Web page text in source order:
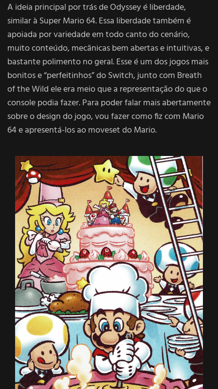
A ideia principal por trás de Odyssey é liberdade,
similar à Super Mario 64. Essa liberdade também é
apoiada por variedade em todo canto do cenário,
muito conteúdo, mecânicas bem abertas e intuitivas, e
bastante polimento no geral. Esse é um dos jogos mais
bonitos e “perfeitinhos” do Switch, junto com Breath
of the Wild ele era meio que a representação do que o
console podia fazer. Para poder falar mais abertamente
sobre o design do jogo, vou fazer como fiz com Mario
64 e apresentá-los ao moveset do Mario.